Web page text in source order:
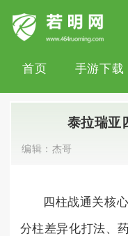
首页 手游下载
泰拉瑞亚
编辑： 杰哥
四柱战通关核
分柱差异化打法、